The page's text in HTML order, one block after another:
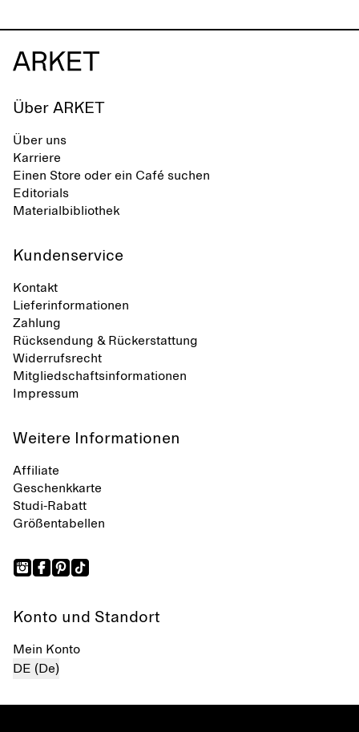
Über ARKET
Über uns
Karriere
Einen Store oder ein Café suchen
Editorials
Materialbibliothek
Kundenservice
Kontakt
Lieferinformationen
Zahlung
Rücksendung & Rückerstattung
Widerrufsrecht
Mitgliedschaftsinformationen
Impressum
Weitere Informationen
Affiliate
Geschenkkarte
Studi-Rabatt
Größentabellen
Konto und Standort
Mein Konto
DE (De)